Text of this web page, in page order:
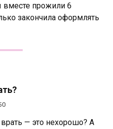
прожили 6
закончила оформлять
— это нехорошо? А